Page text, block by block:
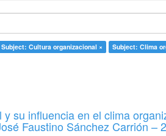
Subject: Cultura organizacional × Subject: Clima
su influencia en el clima
Faustino Sánchez Carrión –